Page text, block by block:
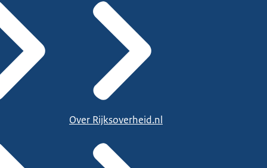
Over Rijksoverheid.nl